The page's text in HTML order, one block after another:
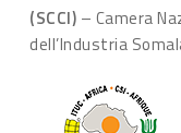
(SCCI) – Camera
dell’Industria